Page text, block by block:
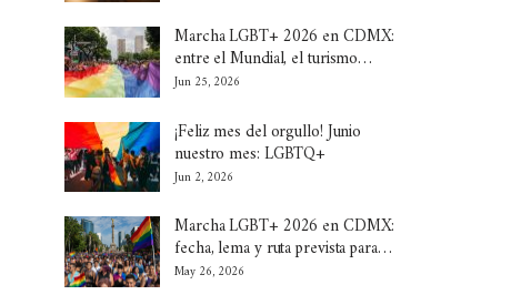
Marcha LGBT+ 2026 en CDMX:
entre el Mundial, el turismo…
Jun 25, 2026
¡Feliz mes del orgullo! Junio
nuestro mes: LGBTQ+
Jun 2, 2026
Marcha LGBT+ 2026 en CDMX:
fecha, lema y ruta prevista para…
May 26, 2026